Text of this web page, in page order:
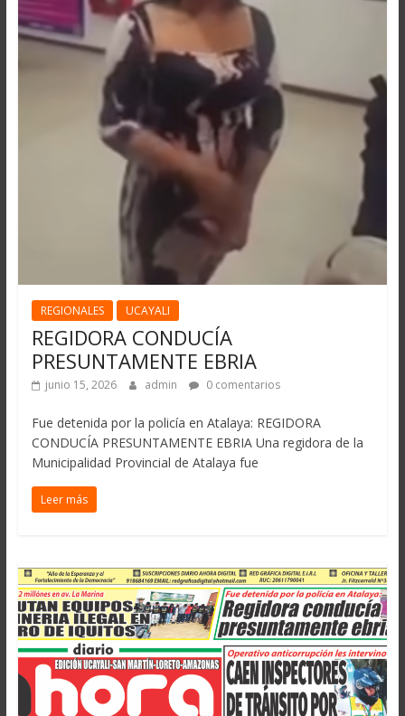
REGIONALES UCAYALI
REGIDORA CONDUCÍA
PRESUNTAMENTE EBRIA
junio 15, 2026 admin 0 comentarios
Fue detenida por la policía en Atalaya: REGIDORA
CONDUCÍA PRESUNTAMENTE EBRIA Una regidora de la
Municipalidad Provincial de Atalaya fue
Leer más